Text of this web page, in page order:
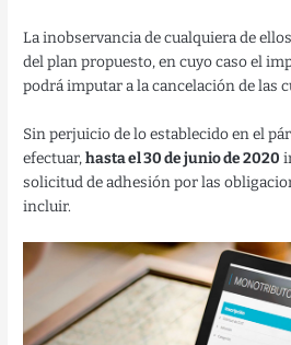
La inobservancia de cualquiera de
del plan propuesto, en cuyo caso el
podrá imputar a la cancelación de las
Sin perjuicio de lo establecido en el
efectuar,hasta el 30 de junio de 2020
solicitud de adhesión por las
incluir.